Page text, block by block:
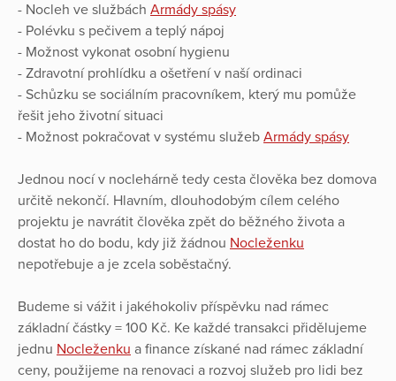
- Nocleh ve službách Armády spásy
- Polévku s pečivem a teplý nápoj
- Možnost vykonat osobní hygienu
- Zdravotní prohlídku a ošetření v naší ordinaci
- Schůzku se sociálním pracovníkem, který mu pomůže
řešit jeho životní situaci
- Možnost pokračovat v systému služeb Armády spásy
Jednou nocí v noclehárně tedy cesta člověka bez domova
určitě nekončí. Hlavním, dlouhodobým cílem celého
projektu je navrátit člověka zpět do běžného života a
dostat ho do bodu, kdy již žádnou Nocleženku
nepotřebuje a je zcela soběstačný.
Budeme si vážit i jakéhokoliv příspěvku nad rámec
základní částky = 100 Kč. Ke každé transakci přidělujeme
jednu Nocleženku a finance získané nad rámec základní
ceny, použijeme na renovaci a rozvoj služeb pro lidi bez